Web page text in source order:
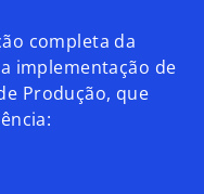
completa da
implementação de
Produção, que